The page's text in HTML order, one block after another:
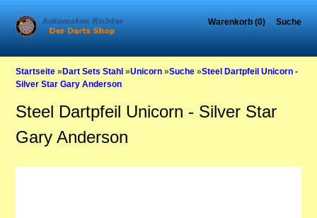
Warenkorb (0) Suche
Startseite »Dart Sets Stahl »Unicorn »Suche »Steel Dartpfeil Unicorn -
Silver Star Gary Anderson
Steel Dartpfeil Unicorn - Silver Star
Gary Anderson